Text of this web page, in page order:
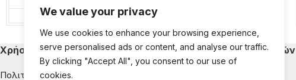
We value your privacy
We use cookies to enhance your browsing experience,
serve personalised ads or content, and analyse our traffic.
By clicking "Accept All", you consent to our use of
cookies.
Χρήσιμα
Πολιτική Απορρήτου
Κατηγορίες Εκπομπών